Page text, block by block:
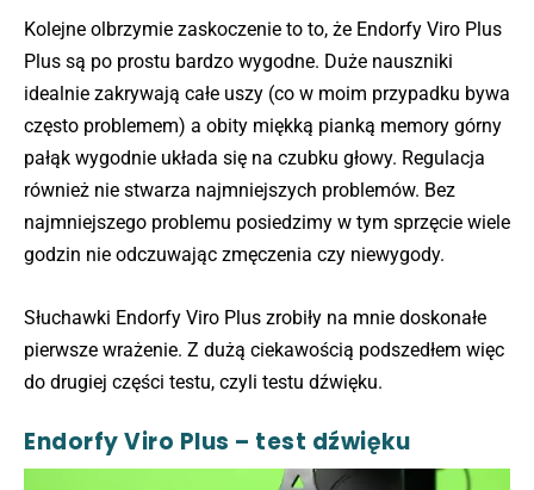
Kolejne olbrzymie zaskoczenie to to, że Endorfy Viro Plus
Plus są po prostu bardzo wygodne. Duże nauszniki
idealnie zakrywają całe uszy (co w moim przypadku bywa
często problemem) a obity miękką pianką memory górny
pałąk wygodnie układa się na czubku głowy. Regulacja
również nie stwarza najmniejszych problemów. Bez
najmniejszego problemu posiedzimy w tym sprzęcie wiele
godzin nie odczuwając zmęczenia czy niewygody.
Słuchawki Endorfy Viro Plus zrobiły na mnie doskonałe
pierwsze wrażenie. Z dużą ciekawością podszedłem więc
do drugiej części testu, czyli testu dźwięku.
Endorfy Viro Plus – test dźwięku